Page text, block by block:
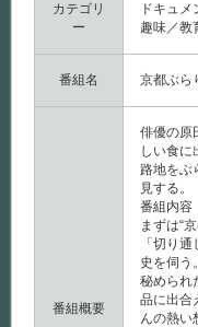
カテゴリ
ー
ドキュ
趣味／教
番組名 京都ぶら
番組概要
俳優の原
しい食に
路地をぶ
見する。
番組内容
まずは“
「切り
史を伺う
秘められ
品に出合
んの熱い